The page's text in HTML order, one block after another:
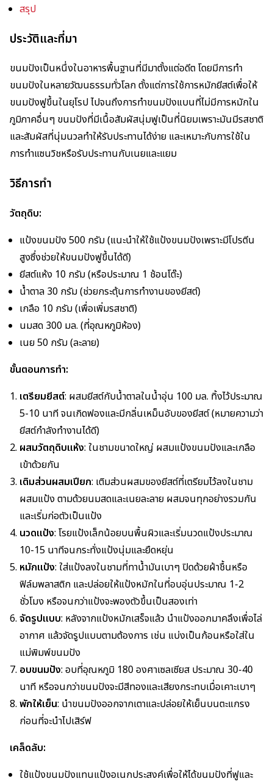
สรุป
ประวัติและที่มา
ขนมปังเป็นหนึ่งในอาหารพื้นฐานที่มีมาตั้งแต่อดีต โดยมีการทำ
ขนมปังในหลายวัฒนธรรมทั่วโลก ตั้งแต่การใช้การหมักยีสต์เพื่อให้
ขนมปังฟูขึ้นในยุโรป ไปจนถึงการทำขนมปังแบนที่ไม่มีการหมักใน
ภูมิภาคอื่นๆ ขนมปังที่มีเนื้อสัมผัสนุ่มฟูเป็นที่นิยมเพราะมันมีรสชาติ
และสัมผัสที่นุ่มนวลทำให้รับประทานได้ง่าย และเหมาะกับการใช้ใน
การทำแซนวิชหรือรับประทานกับเนยและแยม
วิธีการทำ
วัตถุดิบ:
แป้งขนมปัง 500 กรัม (แนะนำให้ใช้แป้งขนมปังเพราะมีโปรตีน
สูงซึ่งช่วยให้ขนมปังฟูขึ้นได้ดี)
ยีสต์แห้ง 10 กรัม (หรือประมาณ 1 ช้อนโต๊ะ)
น้ำตาล 30 กรัม (ช่วยกระตุ้นการทำงานของยีสต์)
เกลือ 10 กรัม (เพื่อเพิ่มรสชาติ)
นมสด 300 มล. (ที่อุณหภูมิห้อง)
เนย 50 กรัม (ละลาย)
ขั้นตอนการทำ:
เตรียมยีสต์: ผสมยีสต์กับน้ำตาลในน้ำอุ่น 100 มล. ทิ้งไว้ประมาณ
5-10 นาที จนเกิดฟองและมีกลิ่นเหม็นอับของยีสต์ (หมายความว่า
ยีสต์กำลังทำงานได้ดี)
ผสมวัตถุดิบแห้ง: ในชามขนาดใหญ่ ผสมแป้งขนมปังและเกลือ
เข้าด้วยกัน
เติมส่วนผสมเปียก: เติมส่วนผสมของยีสต์ที่เตรียมไว้ลงในชาม
ผสมแป้ง ตามด้วยนมสดและเนยละลาย ผสมจนทุกอย่างรวมกัน
และเริ่มก่อตัวเป็นแป้ง
นวดแป้ง: โรยแป้งเล็กน้อยบนพื้นผิวและเริ่มนวดแป้งประมาณ
10-15 นาทีจนกระทั่งแป้งนุ่มและยืดหยุ่น
หมักแป้ง: ใส่แป้งลงในชามที่ทาน้ำมันเบาๆ ปิดด้วยผ้าชื้นหรือ
ฟิล์มพลาสติก และปล่อยให้แป้งหมักในที่อบอุ่นประมาณ 1-2
ชั่วโมง หรือจนกว่าแป้งจะพองตัวขึ้นเป็นสองเท่า
จัดรูปแบบ: หลังจากแป้งหมักเสร็จแล้ว นำแป้งออกมาคลึงเพื่อไล่
อากาศ แล้วจัดรูปแบบตามต้องการ เช่น แบ่งเป็นก้อนหรือใส่ใน
แม่พิมพ์ขนมปัง
อบขนมปัง: อบที่อุณหภูมิ 180 องศาเซลเซียส ประมาณ 30-40
นาที หรือจนกว่าขนมปังจะมีสีทองและเสียงกระทบเมื่อเคาะเบาๆ
พักให้เย็น: นำขนมปังออกจากเตาและปล่อยให้เย็นบนตะแกรง
ก่อนที่จะนำไปเสิร์ฟ
เคล็ดลับ:
ใช้แป้งขนมปังแทนแป้งอเนกประสงค์เพื่อให้ได้ขนมปังที่ฟูและ